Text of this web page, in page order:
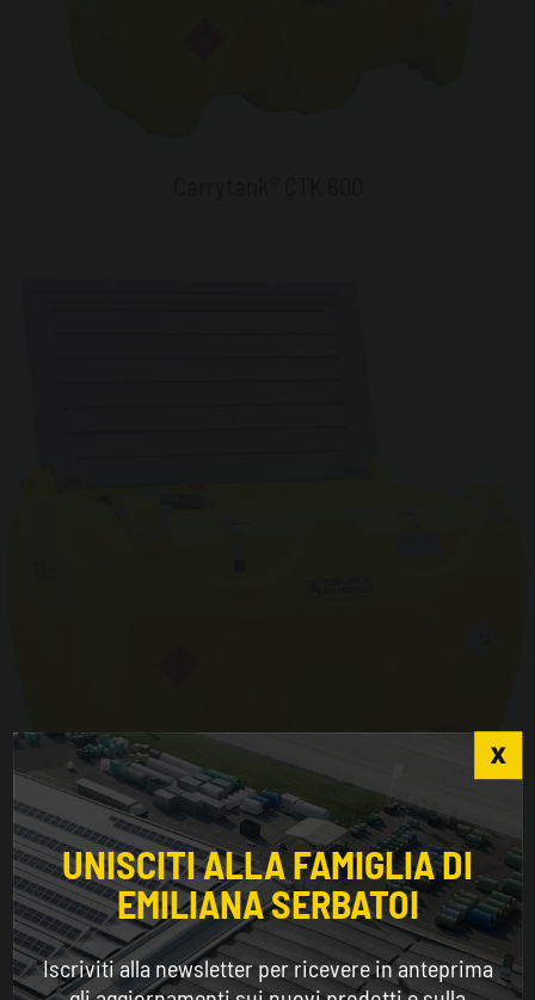
Carrytank® CTK 900
Choose the country you are in and your language
for a better browsing experience
WORLDWIDE
ENGLISH
UNISCITI ALLA FAMIGLIA DI
EMILIANA SERBATOI
Iscriviti alla newsletter per ricevere in anteprima